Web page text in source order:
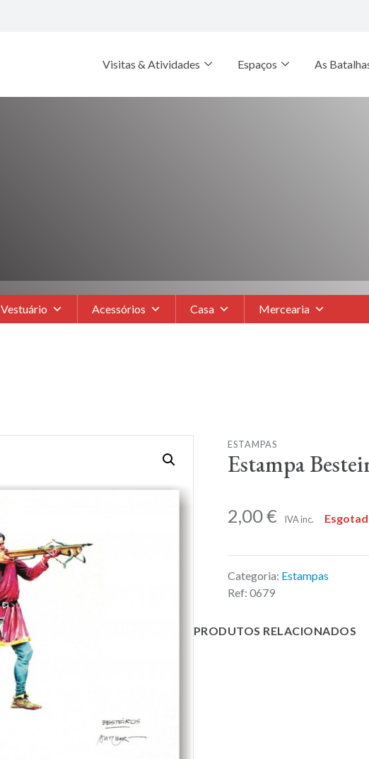
Visitas & Atividades Espaços As
Vestuário Acessórios Casa Mercearia
ESTAMPAS
Estampa
2,00€ IVA inc.
Categoria: Estampas
Ref:0679
PRODUTOS RELACIONADOS